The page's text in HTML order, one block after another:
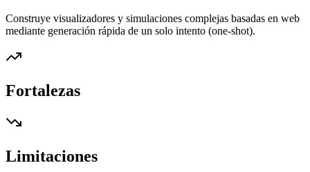
Construye visualizadores y simulaciones complejas basadas en web
mediante generación rápida de un solo intento (one-shot).
Fortalezas
Limitaciones